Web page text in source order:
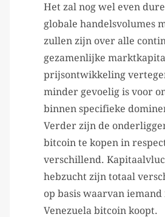
Het zal nog wel even
globale handelsvolumes
zullen zijn over alle
gezamenlijke
prijsontwikkeling
minder gevoelig is voor
binnen specifieke
Verder zijn de
bitcoin te kopen in
verschillend.
hebzucht zijn totaal
op basis waarvan iemand
Venezuela bitcoin koopt.